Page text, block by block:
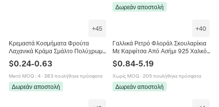
Δωρεάν αποστολή
+45
Κρεμαστά Κοσμήματα Φρούτα
Λαχανικά Κράμα Σμάλτο Πολύχρωμα
Μίνι Μενταγιόν Αξεσουάρ DIY Για
Σκουλαρίκια Κολιέ
$0.24-0.63
Μικτό MOQ : 4· 383 πουλήθηκε πρόσφατα
Δωρεάν αποστολή
+40
Γαλλικά Ρετρό Φλοράλ Σκουλαρίκια
Με Καρφίτσα Από Ασήμι 925 Χαλκός
Σμάλτο Τριαντάφυλλο Τουλίπα
Κοσμήματα Γυναικεία
$0.84-5.19
Χωρίς MOQ · 205 πουλήθηκε πρόσφατα
Δωρεάν αποστολή